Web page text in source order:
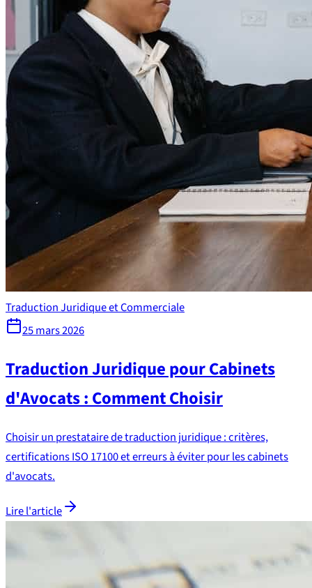
Traduction Juridique et Commerciale
25 mars 2026
Traduction Juridique pour Cabinets
d'Avocats : Comment Choisir
Choisir un prestataire de traduction juridique : critères,
certifications ISO 17100 et erreurs à éviter pour les cabinets
d'avocats.
Lire l'article